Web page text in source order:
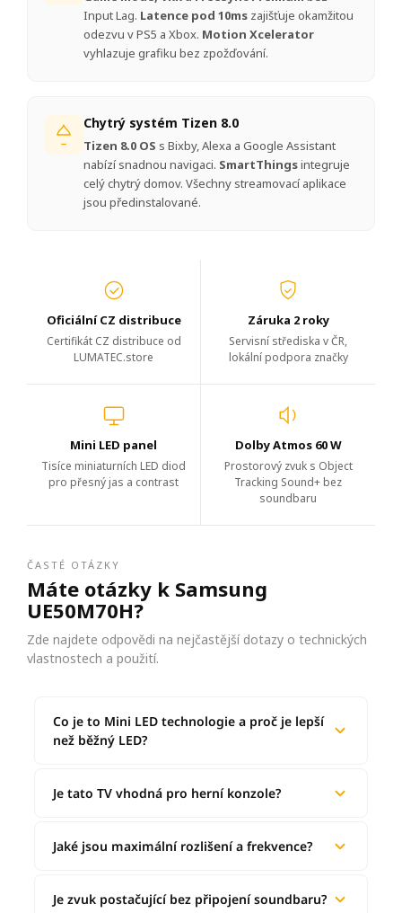
Input Lag. Latence pod 10ms zajišťuje okamžitou
odezvu v PS5 a Xbox. Motion Xcelerator
vyhlazuje grafiku bez zpožďování.
Chytrý systém Tizen 8.0
Tizen 8.0 OS s Bixby, Alexa a Google Assistant
nabízí snadnou navigaci. SmartThingsintegruje
celý chytrý domov. Všechny streamovací aplikace
jsou předinstalované.
Oficiální CZ distribuce
Certifikát CZ distribuce od
LUMATEC.store
Záruka 2 roky
Servisní střediska v ČR,
lokální podpora značky
Mini LED panel
Tisíce miniaturních LED diod
pro přesný jas a contrast
Dolby Atmos 60 W
Prostorový zvuk s Object
Tracking Sound+ bez
soundbaru
ČASTÉ OTÁZKY
Máte otázky k Samsung
UE50M70H?
Zde najdete odpovědi na nejčastější dotazy o technických
vlastnostech a použití.
Co je to Mini LED technologie a proč je lepší
než běžný LED?
Je tato TV vhodná pro herní konzole?
Jaké jsou maximální rozlišení a frekvence?
Je zvuk postačující bez připojení soundbaru?